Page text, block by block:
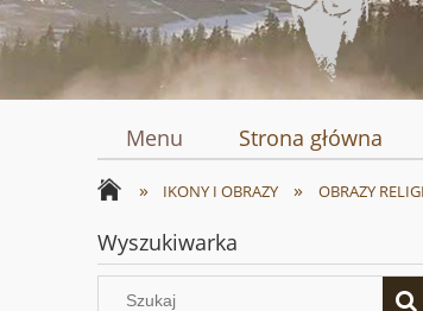
Menu Strona główna
» IKONY I OBRAZY » OBRAZY
Wyszukiwarka